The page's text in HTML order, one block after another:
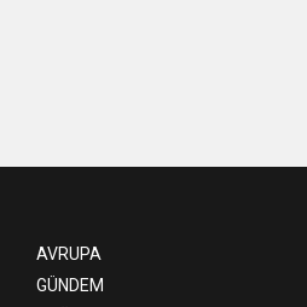
AVRUPA
GÜNDEM